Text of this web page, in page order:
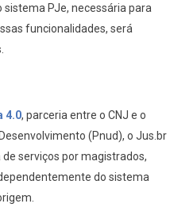
PJe, necessária para
funcionalidades, será
4.0, parceria entre o CNJ e o
(Pnud), o Jus.br
serviços por magistrados,
do sistema